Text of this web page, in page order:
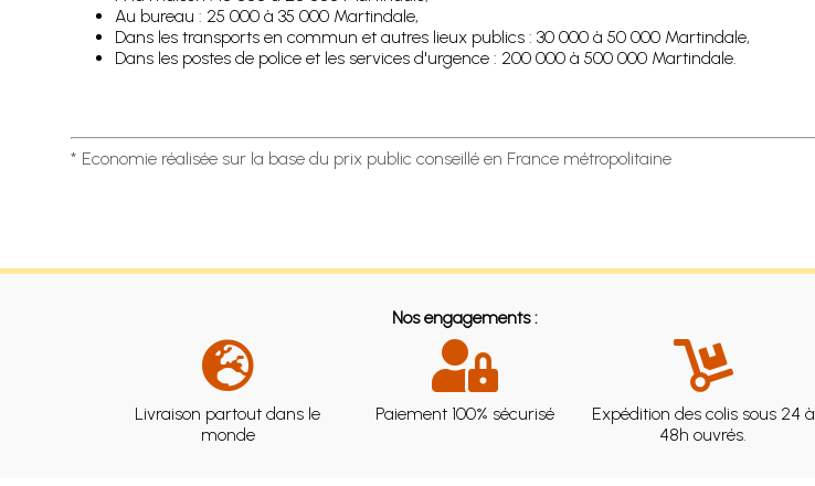
Au bureau : 25 000 à 35 000 Martindale,
Dans les transports en commun et autres lieux publics : 30 000 à 50 000 Martindale,
Dans les postes de police et les services d'urgence : 200 000 à 500 000 Martindale.
* Economie réalisée sur la base du prix public conseillé en France métropolitaine
Nos engagements :
Livraison partout dans le
monde
Paiement 100% sécurisé
Expédition des colis sous 24 à
48h ouvrés.